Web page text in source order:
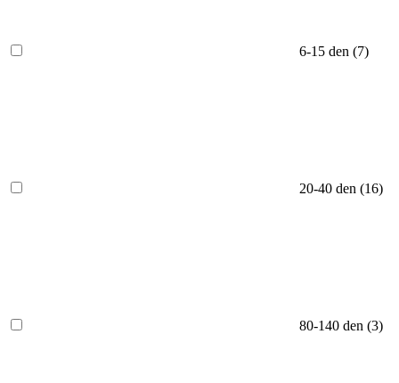
6-15 den (7)
20-40 den (16)
80-140 den (3)